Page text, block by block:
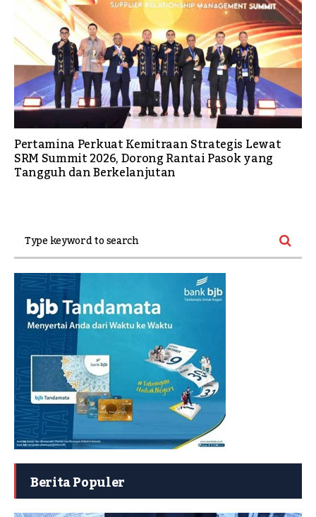
Pertamina Perkuat Kemitraan Strategis Lewat
SRM Summit 2026, Dorong Rantai Pasok yang
Tangguh dan Berkelanjutan
Berita Populer